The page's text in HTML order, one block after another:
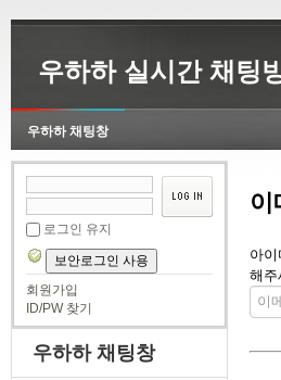
우하하 실시간 채팅
우하하 채팅창
로그인 유지
보안로그인 사용
회원가입
ID/PW 찾기
우하하 채팅창
이
아
해주